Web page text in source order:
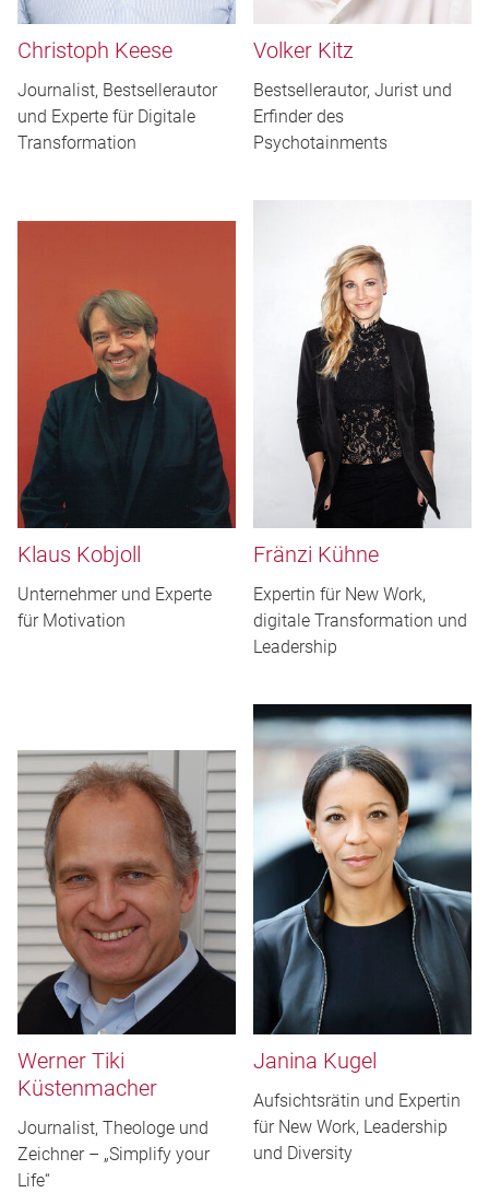
Christoph Keese
Journalist, Bestsellerautor
und Experte für Digitale
Transformation
Volker Kitz
Bestsellerautor, Jurist und
Erfinder des
Psychotainments
Klaus Kobjoll
Unternehmer und Experte
für Motivation
Fränzi Kühne
Expertin für New Work,
digitale Transformation und
Leadership
Werner Tiki
Küstenmacher
Journalist, Theologe und
Zeichner – „Simplify your
Life“
Janina Kugel
Aufsichtsrätin und Expertin
für New Work, Leadership
und Diversity